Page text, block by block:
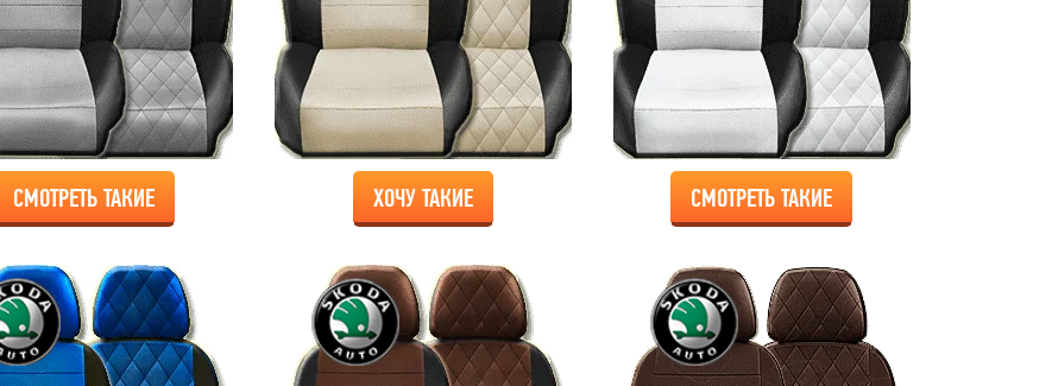
СМОТРЕТЬ ТАКИЕ ХОЧУ ТАКИЕ СМОТРЕТЬ ТАКИЕ